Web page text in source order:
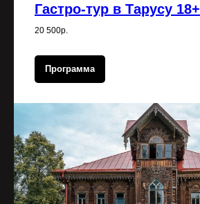
Гастро-тур в Тарусу 18+
20 500р.
Программа